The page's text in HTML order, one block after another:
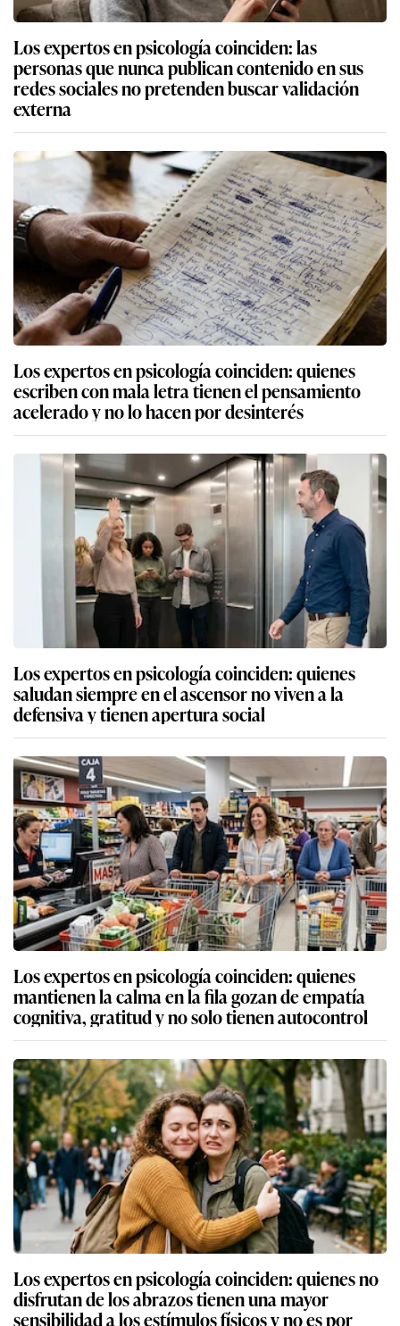
Los expertos en psicología coinciden: las
personas que nunca publican contenido en sus
redes sociales no pretenden buscar validación
externa
Los expertos en psicología coinciden: quienes
escriben con mala letra tienen el pensamiento
acelerado y no lo hacen por desinterés
Los expertos en psicología coinciden: quienes
saludan siempre en el ascensor no viven a la
defensiva y tienen apertura social
Los expertos en psicología coinciden: quienes
mantienen la calma en la fila gozan de empatía
cognitiva, gratitud y no solo tienen autocontrol
Los expertos en psicología coinciden: quienes no
disfrutan de los abrazos tienen una mayor
sensibilidad a los estímulos físicos y no es por